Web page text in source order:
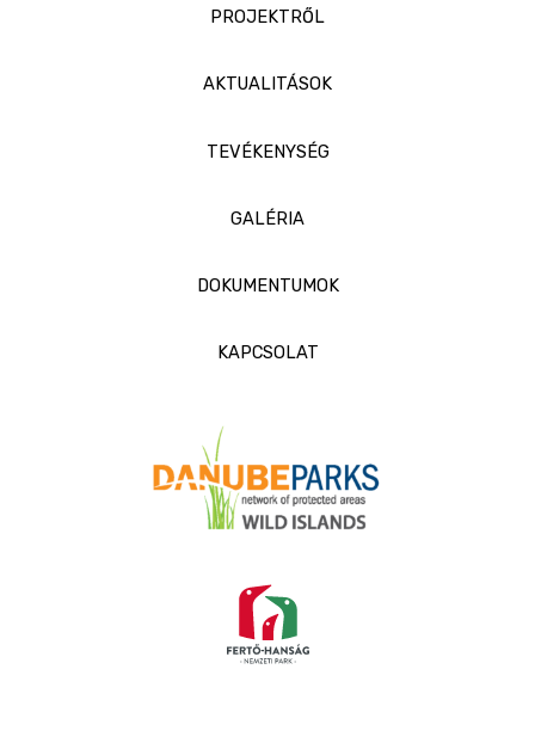
PROJEKTRŐL
AKTUALITÁSOK
TEVÉKENYSÉG
GALÉRIA
DOKUMENTUMOK
KAPCSOLAT